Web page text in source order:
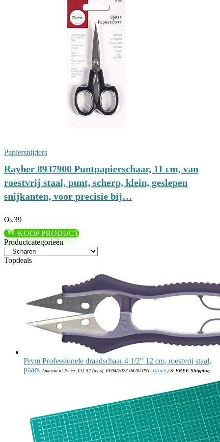
Papiersnijders
Rayher 8937900 Puntpapierschaar, 11 cm, van
roestvrij staal, punt, scherp, klein, geslepen
snijkanten, voor precisie bij…
€6.39
KOOP PRODUCT
Productcategorieën
Topdeals
Prym Professionele draadschaar 4 1/2" 12 cm, roestvrij staal,
paars Amazon.nl Price: €11.52 (as of 10/04/2023 04:00 PST- Details) & FREE Shipping